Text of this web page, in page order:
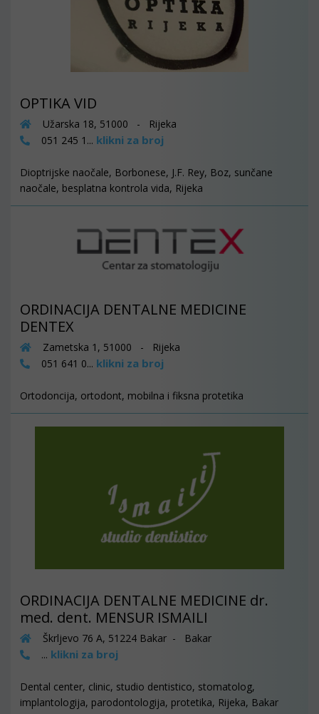
OPTIKA VID
Užarska 18, 51000 - Rijeka
051 245 1... klikni za broj
Dioptrijske naočale, Borbonese, J.F. Rey, Boz, sunčane
naočale, besplatna kontrola vida, Rijeka
ORDINACIJA DENTALNE MEDICINE
DENTEX
Zametska 1, 51000 - Rijeka
051 641 0... klikni za broj
Ortodoncija, ortodont, mobilna i fiksna protetika
ORDINACIJA DENTALNE MEDICINE dr.
med. dent. MENSUR ISMAILI
Škrljevo 76 A, 51224 Bakar - Bakar
... klikni za broj
Dental center, clinic, studio dentistico, stomatolog,
implantologija, parodontologija, protetika, Rijeka, Bakar